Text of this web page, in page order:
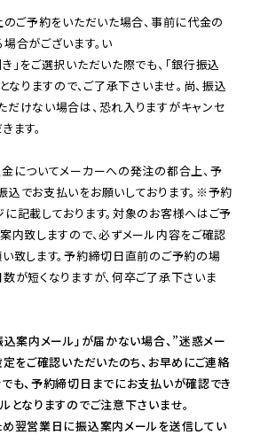
ご予約をいただいた場合、事前に代金の
合がございます。い
」をご選択いただいた際でも、「銀行振込
なりますので、ご了承下さいませ。尚、振込
けない場合は、恐れ入りますがキャンセ
ます。
についてメーカーへの発注の都合上、予
でお支払いをお願いしております。※予約
記載しております。対象のお客様へはご予
内致しますので、必ずメール内容をご確認
致します。予約締切日直前のご予約の場
が短くなりますが、何卒ご了承下さいま
込案内メール」が届かない場合、”迷惑メー
定をご確認いただいたのち、お早めにご連絡
も、予約締切日までにお支払いが確認でき
となりますのでご注意下さいませ。
翌営業日に振込案内メールを送信してい